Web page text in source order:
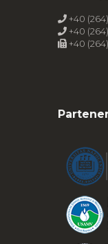
+40
+40
+40